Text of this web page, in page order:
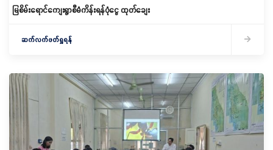
မြစိမ်းရောင်ကျေးရွာစီမံကိန်းရန်ပုံငွေ ထုတ်ချေး
ဆက်လက်ဖတ်ရှုရန်